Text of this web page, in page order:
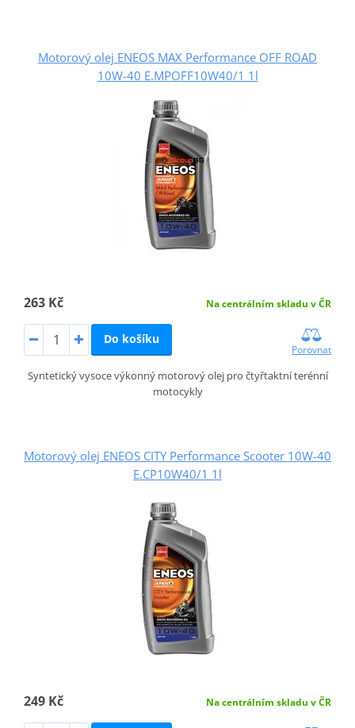
Motorový olej ENEOS MAX Performance OFF ROAD
10W-40 E.MPOFF10W40/1 1l
263 Kč Na centrálním skladu v ČR
Do košíku
Porovnat
Syntetický vysoce výkonný motorový olej pro čtyřtaktní terénní
motocykly
Motorový olej ENEOS CITY Performance Scooter 10W-40
E.CP10W40/1 1l
249 Kč Na centrálním skladu v ČR